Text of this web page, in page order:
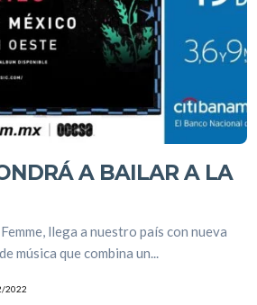
A BAILAR A LA
llega a nuestro país con nueva
música que combina un...
2022